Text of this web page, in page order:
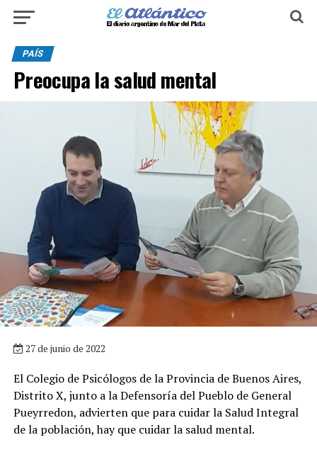
PAÍS
Preocupa la salud mental
27 de junio de 2022
El Colegio de Psicólogos de la Provincia de Buenos Aires,
Distrito X, junto a la Defensoría del Pueblo de General
Pueyrredon, advierten que para cuidar la Salud Integral
de la población, hay que cuidar la salud mental.